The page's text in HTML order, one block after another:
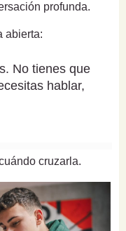
profunda.
abierta:
No tienes que
hablar,
cruzarla.